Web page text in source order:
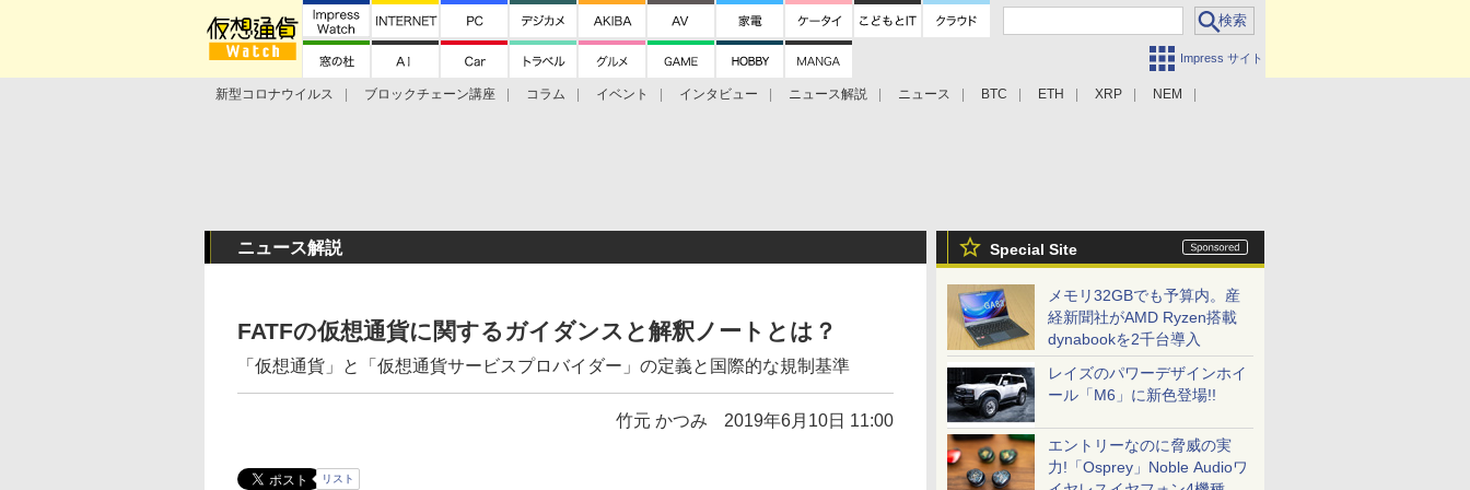
Impress サイト
新型コロナウイルス ブロックチェーン講座 コラム イベント インタビュー ニュース解説 ニュース BTC ETH XRP
NEM
Special Site
メモリ32GBでも予算内。産
経新聞社がAMD Ryzen搭載
dynabookを2千台導入
レイズのパワーデザインホイ
ール「M6」に新色登場!!
エントリーなのに脅威の実
力!「Osprey」Noble Audioワ
ニュース解説
FATFの仮想通貨に関するガイダンスと解釈ノートとは？
「仮想通貨」と「仮想通貨サービスプロバイダー」の定義と国際的な規制基準
竹元 かつみ 2019年6月10日 11:00
リスト